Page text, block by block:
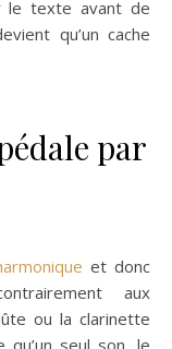
le texte avant de
qu’un cache
par
et donc
aux
ou la clarinette
seul son, le